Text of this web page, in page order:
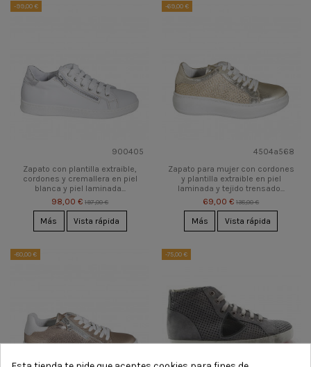
-99,00 €
900405
Zapato con plantilla extraible,
cordones y cremallera en piel
blanca y piel laminada...
98,00 € 197,00 €
Más Vista rápida
-69,00 €
4504a568
Zapato para mujer con cordones
y plantilla extraible en piel
laminada y tejido trensado...
69,00 € 138,00 €
Más Vista rápida
-80,00 € -75,00 €